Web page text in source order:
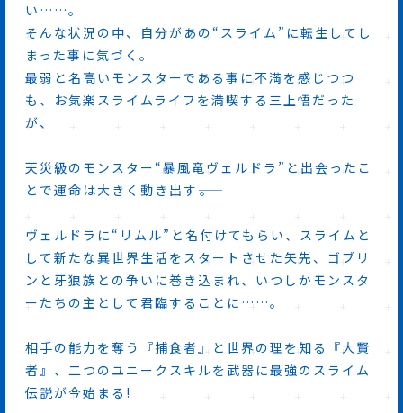
い……。
そんな状況の中、自分があの“スライム”に転生してし
まった事に気づく。
最弱と名高いモンスターである事に不満を感じつつ
も、お気楽スライムライフを満喫する三上悟だった
が、
天災級のモンスター“暴風竜ヴェルドラ”と出会ったこ
とで運命は大きく動き出す――。
ヴェルドラに“リムル”と名付けてもらい、スライムと
して新たな異世界生活をスタートさせた矢先、ゴブリ
ンと牙狼族との争いに巻き込まれ、いつしかモンスタ
ーたちの主として君臨することに……。
相手の能力を奪う『捕食者』と世界の理を知る『大賢
者』、二つのユニークスキルを武器に最強のスライム
伝説が今始まる!